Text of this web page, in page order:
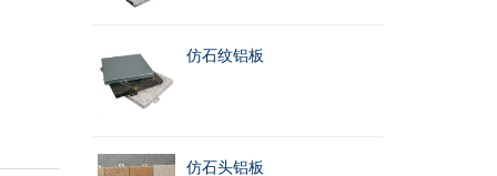
仿石纹铝板
仿石头铝板